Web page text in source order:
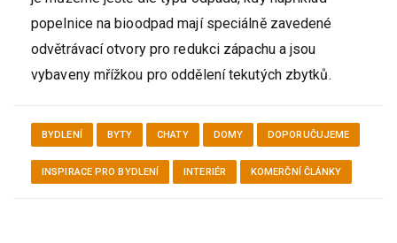
popelnice na bioodpad mají speciálně zavedené
odvětrávací otvory pro redukci zápachu a jsou
vybaveny mřížkou pro oddělení tekutých zbytků.
BYDLENÍ BYTY CHATY DOMY DOPORUČUJEME
INSPIRACE PRO BYDLENÍ INTERIÉR KOMERČNÍ ČLÁNKY